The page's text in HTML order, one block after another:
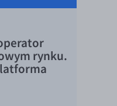
rynku.